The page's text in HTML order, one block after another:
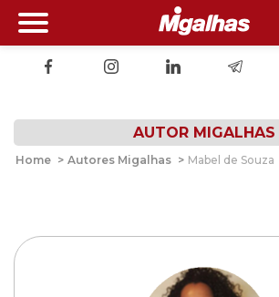
AUTOR MIGALHAS
Home > Autores Migalhas > Mabel de Souza